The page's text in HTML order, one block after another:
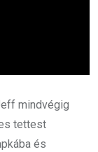
mindvégig
tettest
és